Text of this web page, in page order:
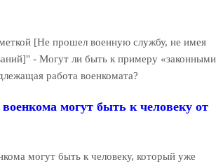
[Не прошел военную службу, не имея
- Могут ли быть к примеру «законными
работа военкомата?
могут быть к человеку от
могут быть к человеку, который уже